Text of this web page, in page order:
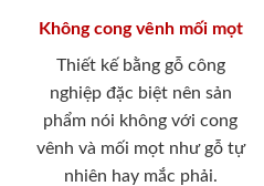
Không cong vênh mối mọt
Thiết kế bằng gỗ công
nghiệp đặc biệt nên sản
phẩm nói không với cong
vênh và mối mọt như gỗ tự
nhiên hay mắc phải.